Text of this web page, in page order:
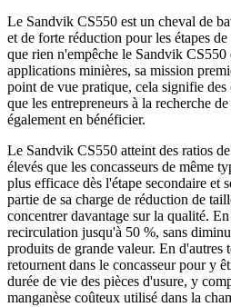
Le Sandvik CS550 est un cheval de
et de forte réduction pour les étapes
que rien n'empêche le Sandvik CS550
applications minières, sa mission
point de vue pratique, cela signifie des
que les entrepreneurs à la recherche
également en bénéficier.
Le Sandvik CS550 atteint des ratios
élevés que les concasseurs de même
plus efficace dès l'étape secondaire et
partie de sa charge de réduction de
concentrer davantage sur la qualité.
recirculation jusqu'à 50 %, sans
produits de grande valeur. En d'autres
retournent dans le concasseur pour y
durée de vie des pièces d'usure, y
manganèse coûteux utilisé dans la